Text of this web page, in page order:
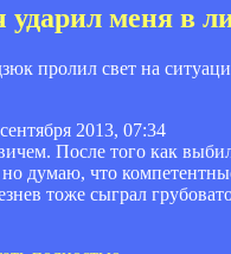
меня в
пролил свет на
2013, 07:34
После того как
думаю, что
тоже сыграл